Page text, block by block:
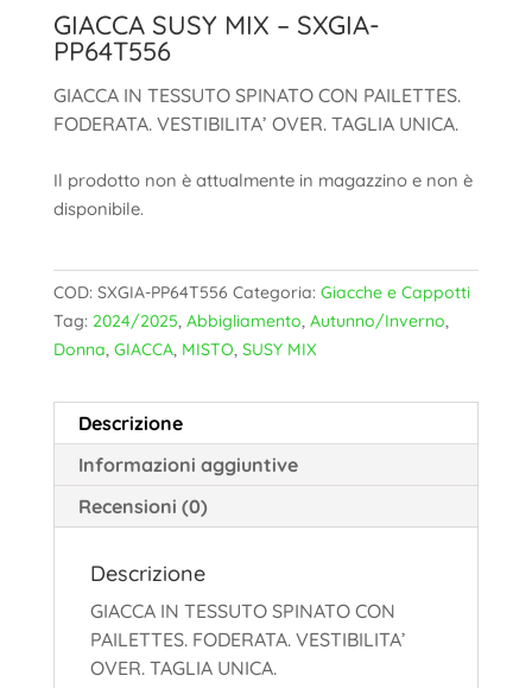
GIACCA SUSY MIX – SXGIA-
PP64T556
GIACCA IN TESSUTO SPINATO CON PAILETTES.
FODERATA. VESTIBILITA’ OVER. TAGLIA UNICA.
Il prodotto non è attualmente in magazzino e non è
disponibile.
COD: SXGIA-PP64T556 Categoria: Giacche e Cappotti
Tag: 2024/2025, Abbigliamento, Autunno/Inverno,
Donna, GIACCA, MISTO, SUSY MIX
Descrizione
Informazioni aggiuntive
Recensioni (0)
Descrizione
GIACCA IN TESSUTO SPINATO CON
PAILETTES. FODERATA. VESTIBILITA’
OVER. TAGLIA UNICA.